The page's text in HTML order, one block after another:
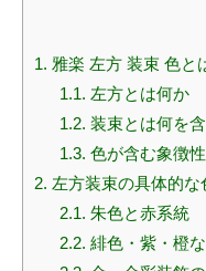
1. 雅楽 左方 装束 色と
1.1. 左方とは何か
1.2. 装束とは何を
1.3. 色が含む象徴性
2. 左方装束の具体的
2.1. 朱色と赤系統
2.2. 緋色・紫・橙